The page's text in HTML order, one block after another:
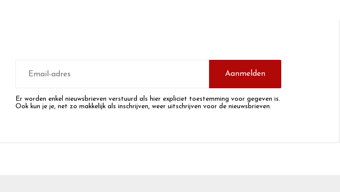
mailadres
Aanmelden
Er worden enkel nieuwsbrieven verstuurd als hier expliciet toestemming voor gegeven is.
Ook kun je je, net zo makkelijk als inschrijven, weer uitschrijven voor de nieuwsbrieven.